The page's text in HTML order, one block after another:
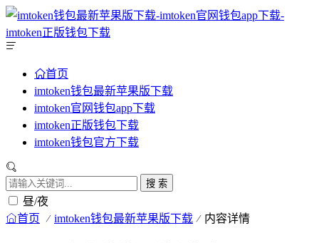
首页
imtoken钱包最新苹果版下载
imtoken官网钱包app下载
imtoken正版钱包下载
imtoken钱包官方下载
搜 索
昼/夜
首页 imtoken钱包最新苹果版下载 内容详情